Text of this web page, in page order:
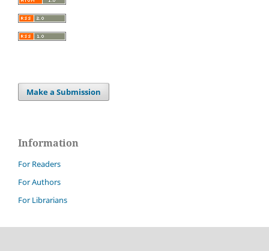
Make a Submission
Information
For Readers
For Authors
For Librarians